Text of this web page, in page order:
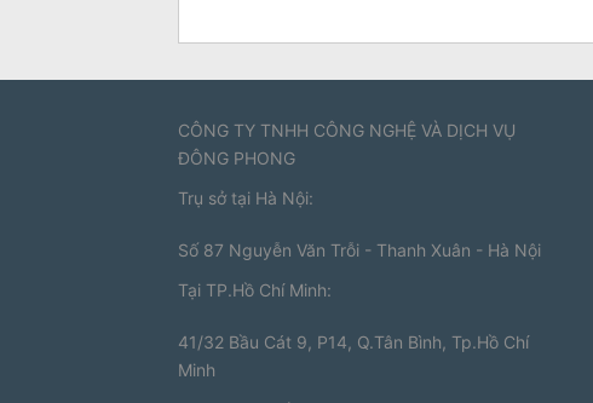
CÔNG TY TNHH CÔNG NGHỆ VÀ DỊCH VỤ
ĐÔNG PHONG
Trụ sở tại Hà Nội:
Số 87 Nguyễn Văn Trỗi - Thanh Xuân - Hà Nội
Tại TP.Hồ Chí Minh:
41/32 Bầu Cát 9, P14, Q.Tân Bình, Tp.Hồ Chí
Minh